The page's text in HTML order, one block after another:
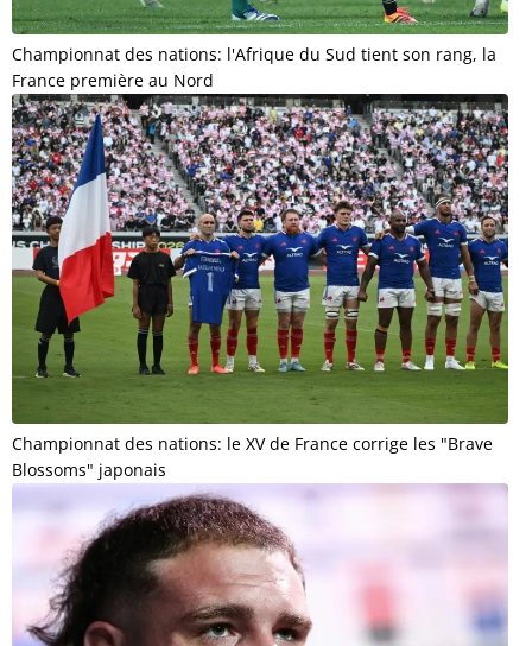
Championnat des nations: l'Afrique du Sud tient son rang, la
France première au Nord
Championnat des nations: le XV de France corrige les "Brave
Blossoms" japonais